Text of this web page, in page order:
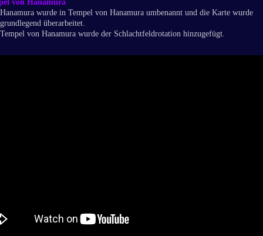
von Hanamura
Hanamura wurde in Tempel von Hanamura umbenannt und die Karte wurde
grundlegend überarbeitet.
Tempel von Hanamura wurde der Schlachtfeldrotation hinzugefügt.